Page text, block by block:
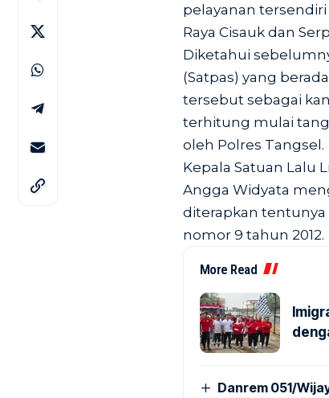
pelayanan
Raya Cisauk dan
Diketahui
(Satpas) yang
tersebut sebagai
terhitung mulai
oleh Polres Tangsel.
Kepala Satuan Lalu
Angga Widyata
diterapkan tentunya
nomor 9 tahun 2012.
More Read
Danrem 051/